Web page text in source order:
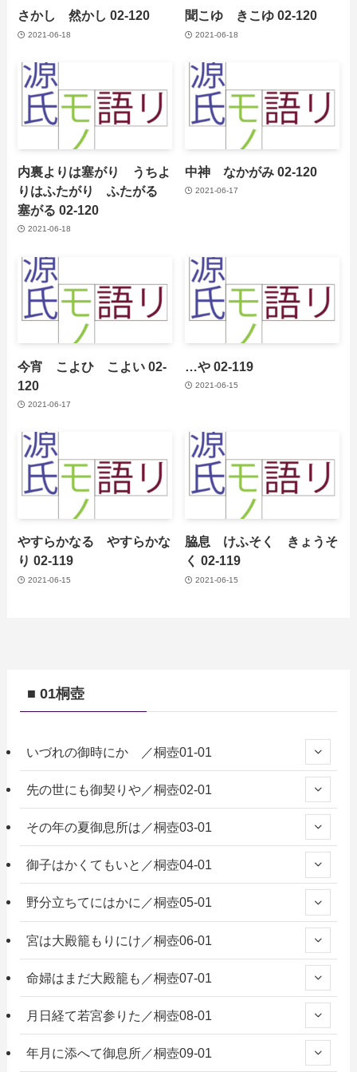
さかし 然かし 02-120
2021-06-18
聞こゆ きこゆ 02-120
2021-06-18
内裏よりは塞がり うちよ
りはふたがり ふたがる
塞がる 02-120
2021-06-18
中神 なかがみ 02-120
2021-06-17
今宵 こよひ こよい 02-
120
2021-06-17
…や 02-119
2021-06-15
やすらかなる やすらかな
り 02-119
2021-06-15
脇息 けふそく きょうそ
く 02-119
2021-06-15
■ 01桐壺
いづれの御時にか ／桐壺01-01
先の世にも御契りや／桐壺02-01
その年の夏御息所は／桐壺03-01
御子はかくてもいと／桐壺04-01
野分立ちてにはかに／桐壺05-01
宮は大殿籠もりにけ／桐壺06-01
命婦はまだ大殿籠も／桐壺07-01
月日経て若宮参りた／桐壺08-01
年月に添へて御息所／桐壺09-01